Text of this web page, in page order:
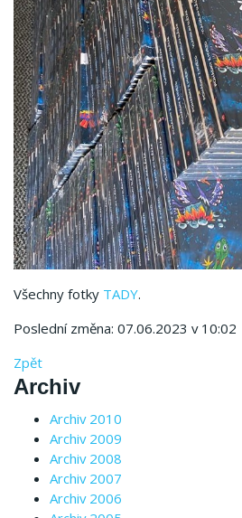
Všechny fotky TADY.
Poslední změna: 07.06.2023 v 10:02
Zpět
Archiv
Archiv 2010
Archiv 2009
Archiv 2008
Archiv 2007
Archiv 2006